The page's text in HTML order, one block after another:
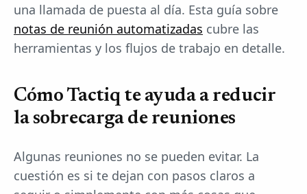
una llamada de puesta al día. Esta guía sobre
notas de reunión automatizadas cubre las
herramientas y los flujos de trabajo en detalle.
Cómo Tactiq te ayuda a reducir
la sobrecarga de reuniones
Algunas reuniones no se pueden evitar. La
cuestión es si te dejan con pasos claros a